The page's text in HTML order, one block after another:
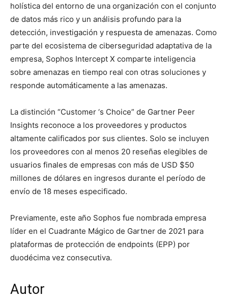
holística del entorno de una organización con el conjunto
de datos más rico y un análisis profundo para la
detección, investigación y respuesta de amenazas. Como
parte del ecosistema de ciberseguridad adaptativa de la
empresa, Sophos Intercept X comparte inteligencia
sobre amenazas en tiempo real con otras soluciones y
responde automáticamente a las amenazas.
La distinción “Customer ‘s Choice” de Gartner Peer
Insights reconoce a los proveedores y productos
altamente calificados por sus clientes. Solo se incluyen
los proveedores con al menos 20 reseñas elegibles de
usuarios finales de empresas con más de USD $50
millones de dólares en ingresos durante el período de
envío de 18 meses especificado.
Previamente, este año Sophos fue nombrada empresa
líder en el Cuadrante Mágico de Gartner de 2021 para
plataformas de protección de endpoints (EPP) por
duodécima vez consecutiva.
Autor